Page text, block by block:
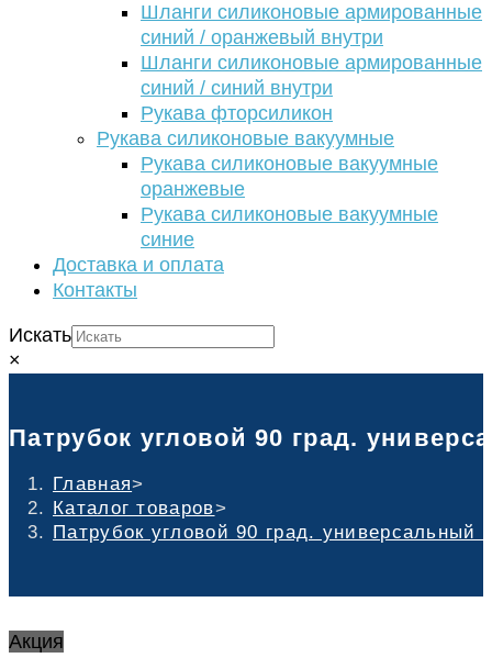
Шланги силиконовые армированные
синий / оранжевый внутри
Шланги силиконовые армированные
синий / синий внутри
Рукава фторсиликон
Рукава силиконовые вакуумные
Рукава силиконовые вакуумные
оранжевые
Рукава силиконовые вакуумные
синие
Доставка и оплата
Контакты
Искать
×
Патрубок угловой 90 град.
Главная>
Каталог товаров>
Патрубок угловой 90 град. универсальный
Акция